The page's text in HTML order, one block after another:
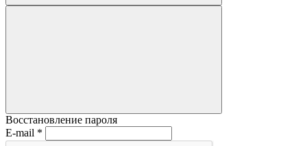
Восстановление пароля
E-mail *